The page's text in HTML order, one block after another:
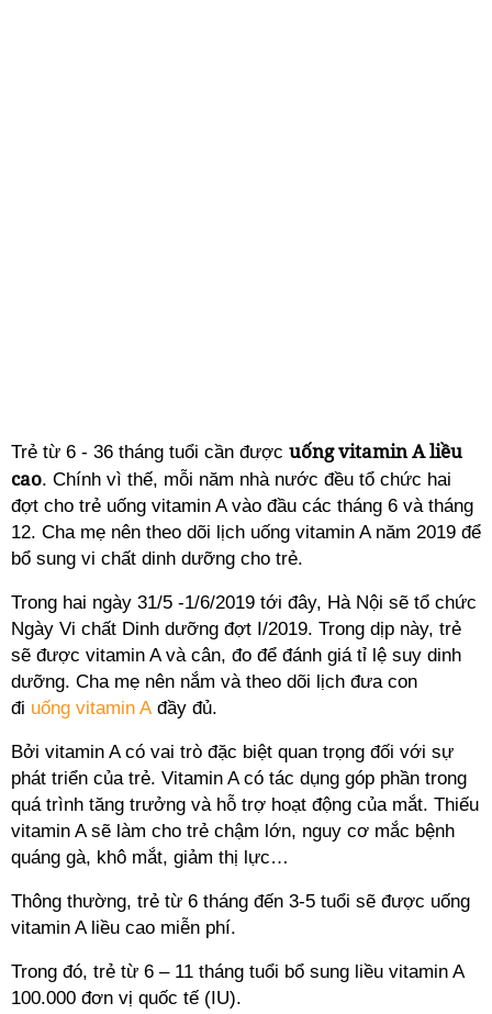
Trẻ từ 6 - 36 tháng tuổi cần được uống vitamin A liều
cao. Chính vì thế, mỗi năm nhà nước đều tổ chức hai
đợt cho trẻ uống vitamin A vào đầu các tháng 6 và tháng
12. Cha mẹ nên theo dõi lịch uống vitamin A năm 2019 để
bổ sung vi chất dinh dưỡng cho trẻ.
Trong hai ngày 31/5 -1/6/2019 tới đây, Hà Nội sẽ tổ chức
Ngày Vi chất Dinh dưỡng đợt I/2019. Trong dịp này, trẻ
sẽ được vitamin A và cân, đo để đánh giá tỉ lệ suy dinh
dưỡng. Cha mẹ nên nắm và theo dõi lịch đưa con
đi uống vitamin Ađầy đủ.
Bởi vitamin A có vai trò đặc biệt quan trọng đối với sự
phát triển của trẻ. Vitamin A có tác dụng góp phần trong
quá trình tăng trưởng và hỗ trợ hoạt động của mắt. Thiếu
vitamin A sẽ làm cho trẻ chậm lớn, nguy cơ mắc bệnh
quáng gà, khô mắt, giảm thị lực…
Thông thường, trẻ từ 6 tháng đến 3-5 tuổi sẽ được uống
vitamin A liều cao miễn phí.
Trong đó, trẻ từ 6 – 11 tháng tuổi bổ sung liều vitamin A
100.000 đơn vị quốc tế (IU).